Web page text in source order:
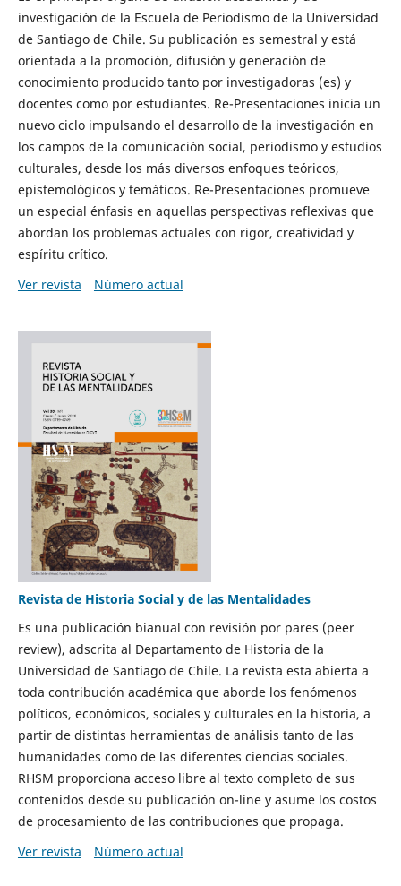
investigación de la Escuela de Periodismo de la Universidad
de Santiago de Chile. Su publicación es semestral y está
orientada a la promoción, difusión y generación de
conocimiento producido tanto por investigadoras (es) y
docentes como por estudiantes. Re-Presentaciones inicia un
nuevo ciclo impulsando el desarrollo de la investigación en
los campos de la comunicación social, periodismo y estudios
culturales, desde los más diversos enfoques teóricos,
epistemológicos y temáticos. Re-Presentaciones promueve
un especial énfasis en aquellas perspectivas reflexivas que
abordan los problemas actuales con rigor, creatividad y
espíritu crítico.
Ver revista
Número actual
Revista de Historia Social y de las Mentalidades
Es una publicación bianual con revisión por pares (peer
review), adscrita al Departamento de Historia de la
Universidad de Santiago de Chile. La revista esta abierta a
toda contribución académica que aborde los fenómenos
políticos, económicos, sociales y culturales en la historia, a
partir de distintas herramientas de análisis tanto de las
humanidades como de las diferentes ciencias sociales.
RHSM proporciona acceso libre al texto completo de sus
contenidos desde su publicación on-line y asume los costos
de procesamiento de las contribuciones que propaga.
Ver revista
Número actual